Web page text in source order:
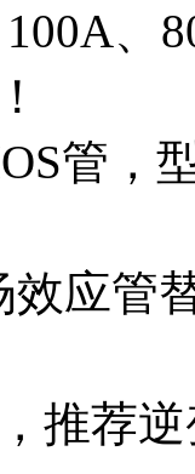
、
管，
效应管
推荐